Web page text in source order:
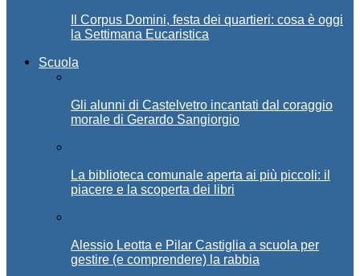
Il Corpus Domini, festa dei quartieri: cosa è oggi
la Settimana Eucaristica
Scuola
Gli alunni di Castelvetro incantati dal coraggio
morale di Gerardo Sangiorgio
La biblioteca comunale aperta ai più piccoli: il
piacere e la scoperta dei libri
Alessio Leotta e Pilar Castiglia a scuola per
gestire (e comprendere) la rabbia